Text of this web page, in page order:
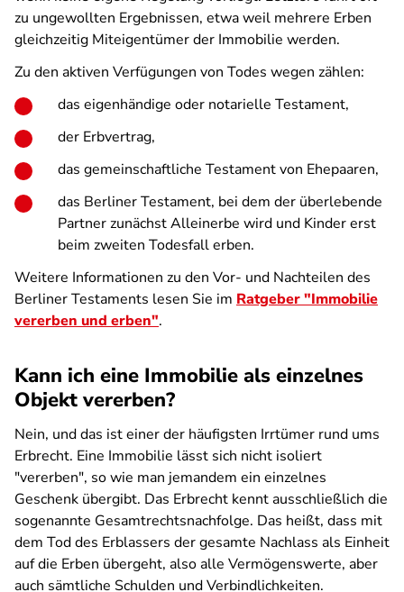
zu ungewollten Ergebnissen, etwa weil mehrere Erben
gleichzeitig Miteigentümer der Immobilie werden.
Zu den aktiven Verfügungen von Todes wegen zählen:
das eigenhändige oder notarielle Testament,
der Erbvertrag,
das gemeinschaftliche Testament von Ehepaaren,
das Berliner Testament, bei dem der überlebende
Partner zunächst Alleinerbe wird und Kinder erst
beim zweiten Todesfall erben.
Weitere Informationen zu den Vor- und Nachteilen des
Berliner Testaments lesen Sie im Ratgeber "Immobilie
vererben und erben".
Kann ich eine Immobilie als einzelnes
Objekt vererben?
Nein, und das ist einer der häufigsten Irrtümer rund ums
Erbrecht. Eine Immobilie lässt sich nicht isoliert
"vererben", so wie man jemandem ein einzelnes
Geschenk übergibt. Das Erbrecht kennt ausschließlich die
sogenannte Gesamtrechtsnachfolge. Das heißt, dass mit
dem Tod des Erblassers der gesamte Nachlass als Einheit
auf die Erben übergeht, also alle Vermögenswerte, aber
auch sämtliche Schulden und Verbindlichkeiten.